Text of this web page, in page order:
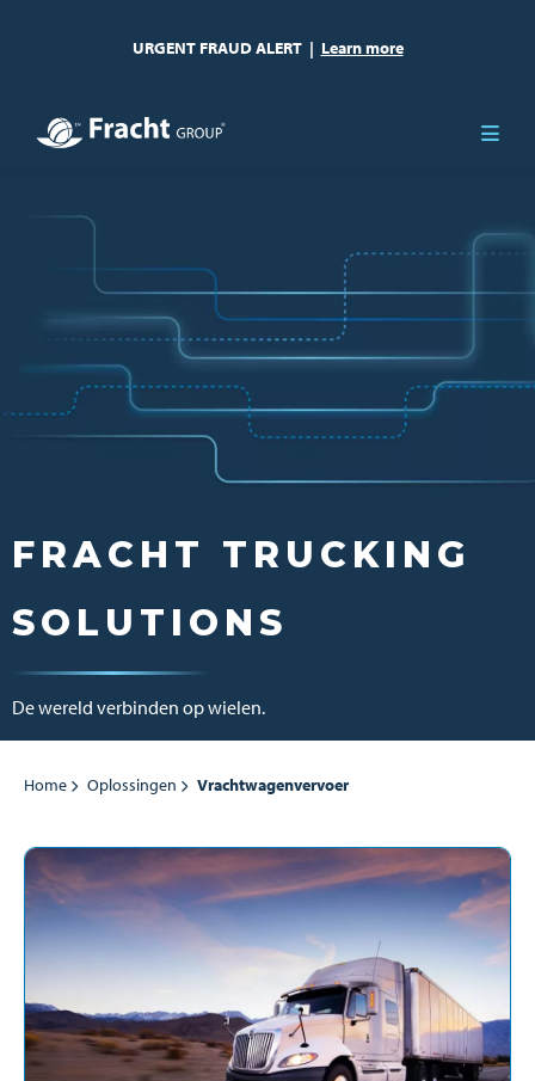
URGENT FRAUD ALERT | Learn more
FRACHT TRUCKING
SOLUTIONS
De wereld verbinden op wielen.
Home Oplossingen Vrachtwagenvervoer